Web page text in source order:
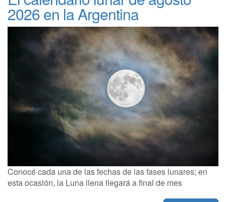
2026 en la Argentina
Conocé cada una de las fechas de las fases lunares; en
esta ocasión, la Luna llena llegará a final de mes